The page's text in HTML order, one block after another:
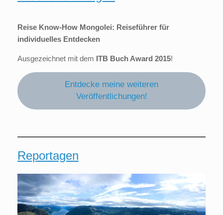
Reise Know-How Mongolei: Reiseführer für
individuelles Entdecken
Ausgezeichnet mit dem ITB Buch Award 2015!
Entdecke meine weiteren
Veröffentlichungen!
Reportagen